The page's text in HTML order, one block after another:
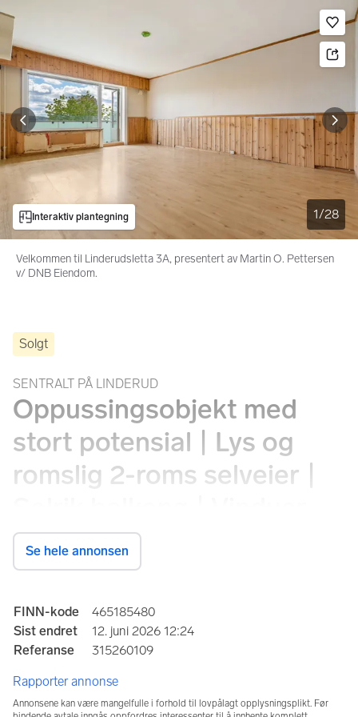
Gå til annonsen
Bildegalleri
1/28
Interaktiv plantegning
Velkommen til Linderudsletta 3A, presentert av Martin O. Pettersen
v/ DNB Eiendom.
Solgt
SENTRALT PÅ LINDERUD
Oppussingsobjekt med
stort potensial | Lys og
romslig 2-roms selveier |
fra 2013
Linderudsletta 3A, 0593 Oslo
Prisantydning
3 400 000 kr
Totalpris
3 523 962 kr
87 040 kr
Se hele annonsen
Annonseinformasjon
FINN-kode
465185480
Sist endret
12. juni 2026 12:24
Referanse
315260109
Rapporter annonse
Annonsene kan være mangelfulle i forhold til lovpålagt opplysningsplikt. Før